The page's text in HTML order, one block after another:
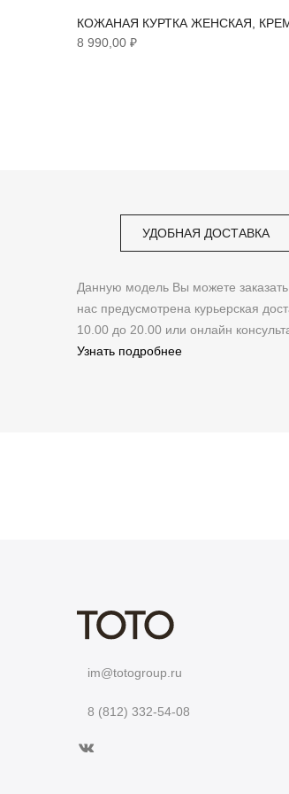
КОЖАНАЯ КУРТКА ЖЕНСКАЯ,
8 990,00 ₽
УДОБНАЯ ДОСТАВКА
Данную модель Вы можете
нас предусмотрена курьерская
10.00 до 20.00 или онлайн
Узнать подробнее
im@totogroup.ru
8 (812) 332-54-08